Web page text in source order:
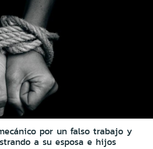
por un falso trabajo y
a su esposa e hijos